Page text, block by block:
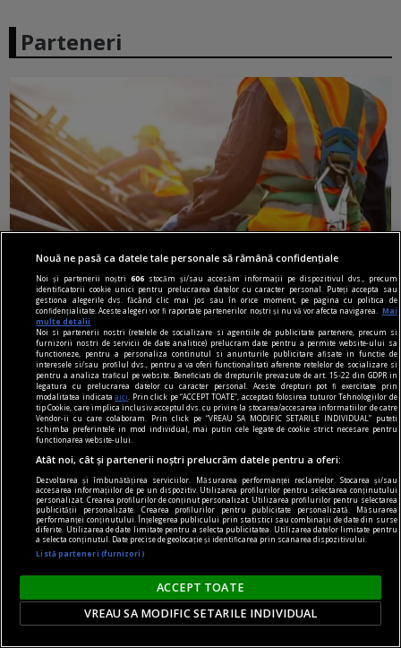
Parteneri
Schimbare majoră pe piața muncii. Angajarea
lucrătorilor străini se mută în online. Anunțul MAI
Ministerul Afacerilor Interne a anunțat joi
lansarea unei platforme digitale prin care
angajatorii, agențiile de plasare și autoritățile vor
gestiona online principalele proceduri privind
accesul cetățenilor din state terțe pe piața
muncii din România.
Nouă ne pasă ca datele tale personale să rămână confidențiale
Noi și partenerii noștri606 stocăm și/sau accesăm informații pe dispozitivul dvs., precum
identificatorii cookie unici pentru prelucrarea datelor cu caracter personal. Puteți accepta sau
gestiona alegerile dvs. făcând clic mai jos sau în orice moment, pe pagina cu politica de
confidențialitate. Aceste alegeri vor fi raportate partenerilor noștri și nu vă vor afecta navigarea.
Mai
multe detalii
Noi si partenerii nostri (retelele de socializare si agentiile de publicitate partenere, precum si
furnizorii nostri de servicii de date analitice) prelucram date pentru a permite website-ului sa
functioneze, pentru a personaliza continutul si anunturile publicitare afisate in functie de
interesele si/sau profilul dvs., pentru a va oferi functionalitati aferente retelelor de socializare si
pentru a analiza traficul pe website. Beneficiati de drepturile prevazute de art. 15-22 din GDPR in
legatura cu prelucrarea datelor cu caracter personal. Aceste drepturi pot fi exercitate prin
modalitatea indicataaici
. Prin click pe “ACCEPT TOATE”, acceptati folosirea tuturor Tehnologiilor de
tip Cookie, care implica inclusiv acceptul dvs. cu privire la stocarea/accesarea informatiilor de catre
Vendor-ii cu care colaboram. Prin click pe “VREAU SA MODIFIC SETARILE INDIVIDUAL” puteti
schimba preferintele in mod individual, mai putin cele legate de cookie strict necesare pentru
functionarea website-ului.
Atât noi, cât și partenerii noștri prelucrăm datele pentru a oferi:
Dezvoltarea și îmbunătățirea serviciilor. Măsurarea performanței reclamelor. Stocarea și/sau
accesarea informațiilor de pe un dispozitiv. Utilizarea profilurilor pentru selectarea conținutului
personalizat. Crearea profilurilor de conținut personalizat. Utilizarea profilurilor pentru selectarea
publicității personalizate. Crearea profilurilor pentru publicitate personalizată. Măsurarea
performanței conținutului. Înțelegerea publicului prin statistici sau combinații de date din surse
diferite. Utilizarea de date limitate pentru a selecta publicitatea. Utilizarea datelor limitate pentru
a selecta conținutul. Date precise de geolocație și identificarea prin scanarea dispozitivului.
Listă parteneri (furnizori)
ACCEPT TOATE
VREAU SA MODIFIC SETARILE INDIVIDUAL